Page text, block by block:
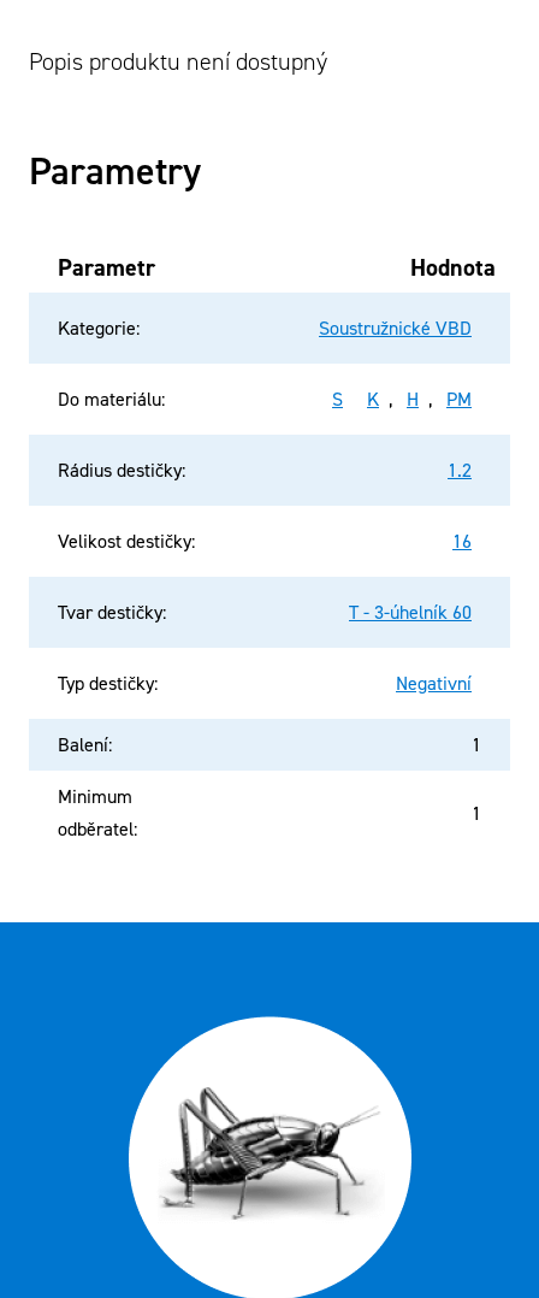
Popis produktu není dostupný
Parametry
Parametr Hodnota
Kategorie: Soustružnické VBD
Do materiálu: S K , H , PM
Rádius destičky: 1.2
Velikost destičky: 16
Tvar destičky: T - 3-úhelník 60
Typ destičky: Negativní
Balení: 1
Minimum
odběratel:
1